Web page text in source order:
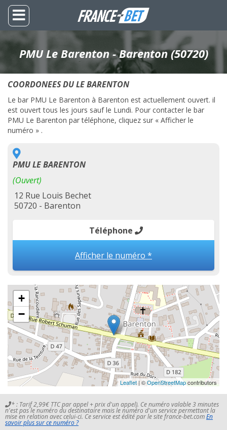
PMU Le Barenton - Barenton (50720)
COORDONEES DU LE BARENTON
Le bar PMU Le Barenton à Barenton est actuellement ouvert. il
est ouvert tous les jours sauf le Lundi. Pour contacter le bar
PMU Le Barenton par téléphone, cliquez sur « Afficher le
numéro » .
PMU LE BARENTON
(Ouvert)
12 Rue Louis Bechet
50720 - Barenton
Téléphone
Afficher le numéro *
+
−
Leaflet | ©OpenStreetMapcontributors
* : Tarif 2,99€ TTC par appel + prix d'un appel). Ce numéro valable 3 minutes
n'est pas le numéro du destinataire mais le numéro d'un service permettant la
mise en relation avec celui-ci. Ce service est édité par le site france-bet.comEn
savoir plus sur ce numéro ?